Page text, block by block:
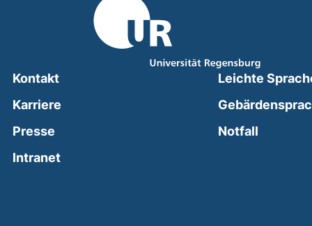
Kontakt
Karriere
Presse
Intranet(external link, opens in a new window)
Leichte
Notfall